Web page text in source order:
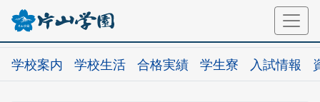
学校案内 学校生活 合格実績 学生寮 入試情報